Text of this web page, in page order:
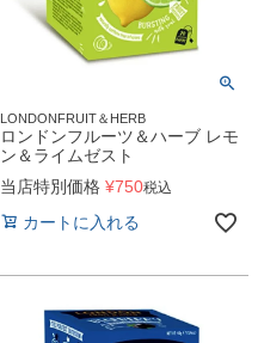
LONDONFRUIT＆HERB
ロンドンフルーツ＆ハーブ レモ
ン＆ライムゼスト
当店特別価格 ¥750税込
カートに入れる